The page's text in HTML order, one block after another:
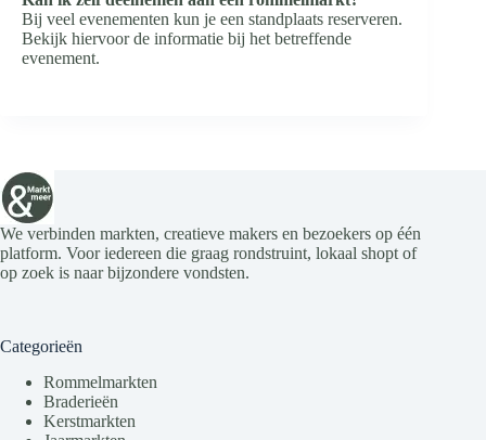
Bij veel evenementen kun je een standplaats reserveren.
Bekijk hiervoor de informatie bij het betreffende
evenement.
We verbinden markten, creatieve makers en bezoekers op één
platform. Voor iedereen die graag rondstruint, lokaal shopt of
op zoek is naar bijzondere vondsten.
Categorieën
Rommelmarkten
Braderieën
Kerstmarkten